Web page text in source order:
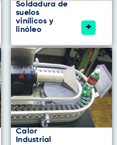
Soldadura de
suelos
vinílicos y
linóleo
+
Calor
Industrial